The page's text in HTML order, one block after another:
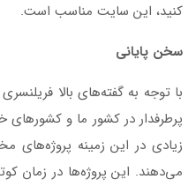
کنید، این سایت مناسب است.
سخن پایانی
با توجه به گفته‌های بالا
پرطرفدار در کشور ما و
زیادی در این زمینه پروژه‌های
می‌دهند. این پروژه‌ها در زمان